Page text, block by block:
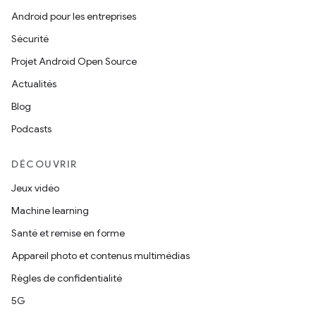
Android pour les entreprises
Sécurité
Projet Android Open Source
Actualités
Blog
Podcasts
DÉCOUVRIR
Jeux vidéo
Machine learning
Santé et remise en forme
Appareil photo et contenus multimédias
Règles de confidentialité
5G